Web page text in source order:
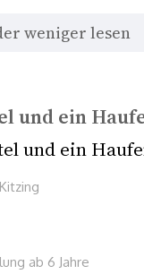
weniger lesen
und ein
ab 6 Jahre